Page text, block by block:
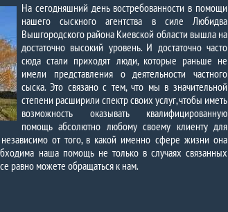
На сегодняшний день востребованности в помощи
нашего сыскного агентства в силе Любидва
Вышгородского района Киевской области вышла на
достаточно высокий уровень. И достаточно часто
сюда стали приходят люди, которые раньше не
имели представления о деятельности частного
сыска. Это связано с тем, что мы в значительной
степени расширили спектр своих услуг, чтобы иметь
возможность оказывать квалифицированную
помощь абсолютно любому своему клиенту для
от того, в какой именно сфере жизни она
наша помощь не только в случаях связанных
равно можете обращаться к нам.